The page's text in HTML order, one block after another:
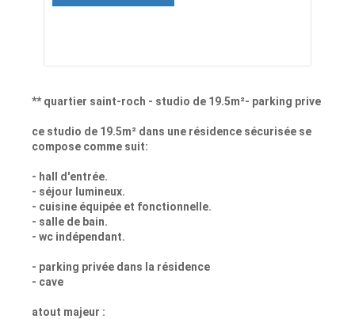
** quartier saint-roch - studio de 19.5m²- parking prive
ce studio de 19.5m² dans une résidence sécurisée se
compose comme suit:
- hall d'entrée.
- séjour lumineux.
- cuisine équipée et fonctionnelle.
- salle de bain.
- wc indépendant.
- parking privée dans la résidence
- cave
atout majeur :